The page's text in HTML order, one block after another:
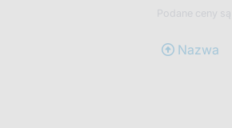
Podane ceny
Nazwa